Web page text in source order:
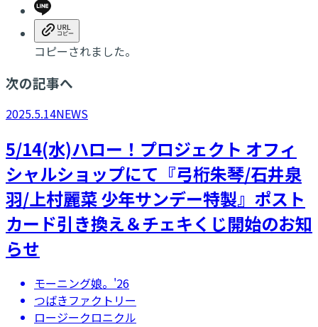
コピーされました。
次の記事へ
2025.5.14NEWS
5/14(水)ハロー！プロジェクト オフィ
シャルショップにて『弓桁朱琴/石井泉
羽/上村麗菜 少年サンデー特製』ポスト
カード引き換え＆チェキくじ開始のお知
らせ
モーニング娘。'26
つばきファクトリー
ロージークロニクル